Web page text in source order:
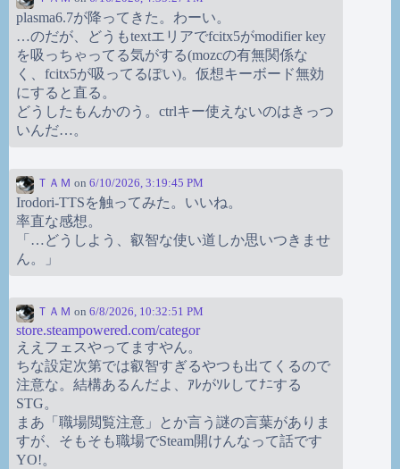
plasma6.7が降ってきた。わーい。
…のだが、どうもtextエリアでfcitx5がmodifier key
を吸っちゃってる気がする(mozcの有無関係な
く、fcitx5が吸ってるぽい)。仮想キーボード無効
にすると直る。
どうしたもんかのう。ctrlキー使えないのはきっつ
いんだ…。
ＴＡＭ on 6/10/2026, 3:19:45 PM
Irodori-TTSを触ってみた。いいね。
率直な感想。
「…どうしよう、叡智な使い道しか思いつきませ
ん。」
ＴＡＭ on 6/8/2026, 10:32:51 PM
store.steampowered.com/categor
ええフェスやってますやん。
ちな設定次第では叡智すぎるやつも出てくるので
注意な。結構あるんだよ、ｱﾚがｿﾚしてﾅﾆする
STG。
まあ「職場閲覧注意」とか言う謎の言葉がありま
すが、そもそも職場でSteam開けんなって話です
YO!。